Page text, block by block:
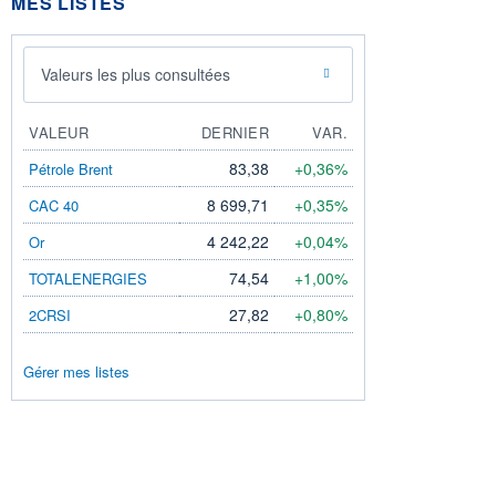
Valeurs les plus consultées
VALEUR DERNIER
VAR.
Pétrole Brent
83,38 +0,36%
CAC 40 8 699,71 +0,35%
Or 4 242,22 +0,04%
TOTALENERGIES 74,54 +1,00%
2CRSI 27,82 +0,80%
Gérer mes listes